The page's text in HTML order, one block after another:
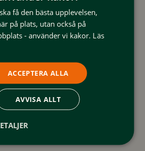
få den bästa upplevelsen,
på plats, utan också på
- använder vi kakor. Läs
ACCEPTERA ALLA
AVVISA ALLT